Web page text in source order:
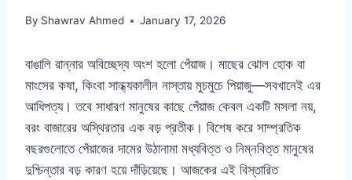
By Shawrav Ahmed January 17, 2026
বাঙালি রান্নার অবিচ্ছেদ্য অংশ হলো পেঁয়াজ। মাছের ঝোল হোক বা
মাংসের কষা, কিংবা সান্ধ্যকালীন নাস্তায় মুচমুচে পিয়াজু—সবখানেই এর
আধিপত্য। তবে সাধারণ মানুষের কাছে পেঁয়াজ কেবল একটি মসলা নয়,
বরং বাজারের অস্থিরতার এক বড় প্রতীক। বিশেষ করে সাম্প্রতিক
বছরগুলোতে পেঁয়াজের দামের উঠানামা মধ্যবিত্ত ও নিম্নবিত্ত মানুষের
দুশ্চিন্তার বড় কারণ হয়ে দাঁড়িয়েছে। আজকের এই বিস্তারিত